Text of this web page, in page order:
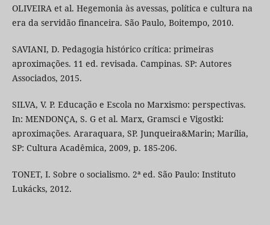
OLIVEIRA et al. Hegemonia às avessas, política e cultura na
era da servidão financeira. São Paulo, Boitempo, 2010.
SAVIANI, D. Pedagogia histórico crítica: primeiras
aproximações. 11 ed. revisada. Campinas. SP: Autores
Associados, 2015.
SILVA, V. P. Educação e Escola no Marxismo: perspectivas.
In: MENDONÇA, S. G et al. Marx, Gramsci e Vigostki:
aproximações. Araraquara, SP. Junqueira&Marin; Marília,
SP: Cultura Acadêmica, 2009, p. 185-206.
TONET, I. Sobre o socialismo. 2ª ed. São Paulo: Instituto
Lukácks, 2012.